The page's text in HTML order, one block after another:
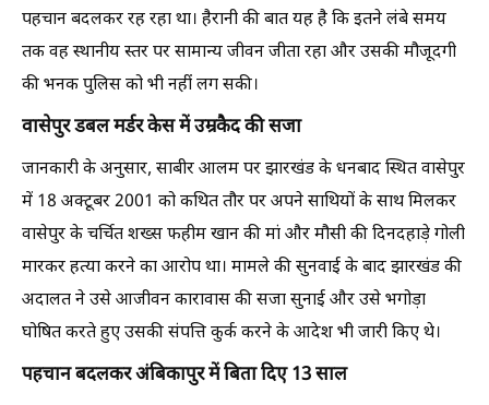
पहचान बदलकर रह रहा था। हैरानी की बात यह है कि इतने लंबे समय
तक वह स्थानीय स्तर पर सामान्य जीवन जीता रहा और उसकी मौजूदगी
की भनक पुलिस को भी नहीं लग सकी।
वासेपुर डबल मर्डर केस में उम्रकैद की सजा
जानकारी के अनुसार, साबीर आलम पर झारखंड के धनबाद स्थित वासेपुर
में 18 अक्टूबर 2001 को कथित तौर पर अपने साथियों के साथ मिलकर
वासेपुर के चर्चित शख्स फहीम खान की मां और मौसी की दिनदहाड़े गोली
मारकर हत्या करने का आरोप था। मामले की सुनवाई के बाद झारखंड की
अदालत ने उसे आजीवन कारावास की सजा सुनाई और उसे भगोड़ा
घोषित करते हुए उसकी संपत्ति कुर्क करने के आदेश भी जारी किए थे।
पहचान बदलकर अंबिकापुर में बिता दिए 13 साल